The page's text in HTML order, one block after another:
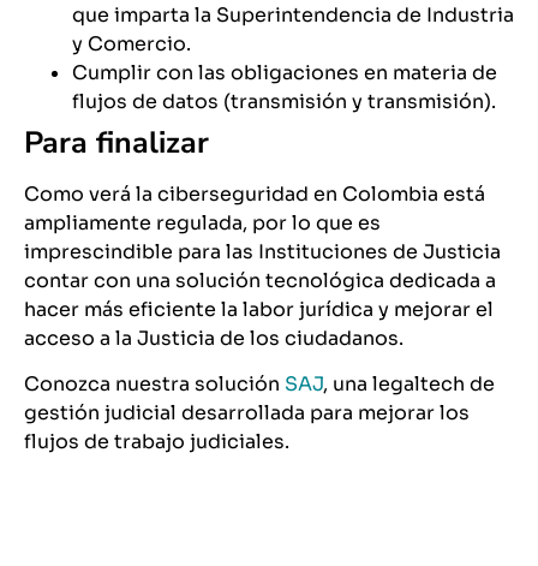
que imparta la Superintendencia de Industria
y Comercio.
Cumplir con las obligaciones en materia de
flujos de datos (transmisión y transmisión).
Para finalizar
Como verá la ciberseguridad en Colombia está
ampliamente regulada, por lo que es
imprescindible para las Instituciones de Justicia
contar con una solución tecnológica dedicada a
hacer más eficiente la labor jurídica y mejorar el
acceso a la Justicia de los ciudadanos.
Conozca nuestra solución SAJ, una legaltech de
gestión judicial desarrollada para mejorar los
flujos de trabajo judiciales.